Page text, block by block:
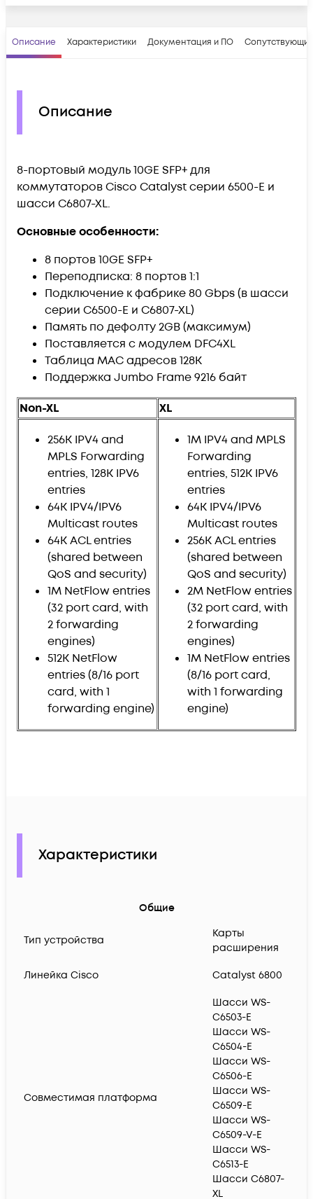
Описание Характеристики Документация и ПО
Описание
8-портовый модуль 10GE SFP+ для
коммутаторов Cisco Catalyst серии 6500-E и
шасси C6807-XL.
Основные особенности:
8 портов 10GE SFP+
Переподписка: 8 портов 1:1
Подключение к фабрике 80 Gbps (в шасси
серии C6500-E и C6807-XL)
Память по дефолту 2GB (максимум)
Поставляется с модулем DFC4XL
Таблица MAC адресов 128K
Поддержка Jumbo Frame 9216 байт
Non-XL
XL
256K IPV4 and
MPLS Forwarding
entries, 128K IPV6
entries
64K IPV4/IPV6
Multicast routes
64K ACL entries
(shared between
QoS and security)
1M NetFlow entries
(32 port card, with
2 forwarding
engines)
512K NetFlow
entries (8/16 port
card, with 1
forwarding engine)
1M IPV4 and MPLS
Forwarding
entries, 512K IPV6
entries
64K IPV4/IPV6
Multicast routes
256K ACL entries
(shared between
QoS and security)
2M NetFlow entries
(32 port card, with
2 forwarding
engines)
1M NetFlow entries
(8/16 port card,
with 1 forwarding
engine)
Характеристики
Общие
Тип устройства
Карты
расширения
Линейка Cisco Catalyst 6800
Совместимая платформа
Шасси WS-
C6503-E
Шасси WS-
C6504-E
Шасси WS-
C6506-E
Шасси WS-
C6509-E
Шасси WS-
C6509-V-E
Шасси WS-
C6513-E
Шасси C6807-
XL